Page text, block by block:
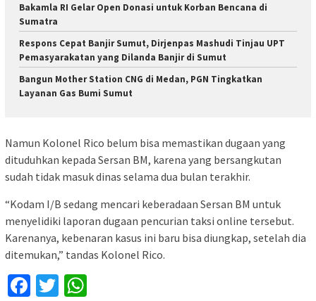
Bakamla RI Gelar Open Donasi untuk Korban Bencana di
Sumatra
Respons Cepat Banjir Sumut, Dirjenpas Mashudi Tinjau UPT
Pemasyarakatan yang Dilanda Banjir di Sumut
Bangun Mother Station CNG di Medan, PGN Tingkatkan
Layanan Gas Bumi Sumut
Namun Kolonel Rico belum bisa memastikan dugaan yang
dituduhkan kepada Sersan BM, karena yang bersangkutan
sudah tidak masuk dinas selama dua bulan terakhir.
“Kodam I/B sedang mencari keberadaan Sersan BM untuk
menyelidiki laporan dugaan pencurian taksi online tersebut.
Karenanya, kebenaran kasus ini baru bisa diungkap, setelah dia
ditemukan,” tandas Kolonel Rico.
Facebook
Twitter